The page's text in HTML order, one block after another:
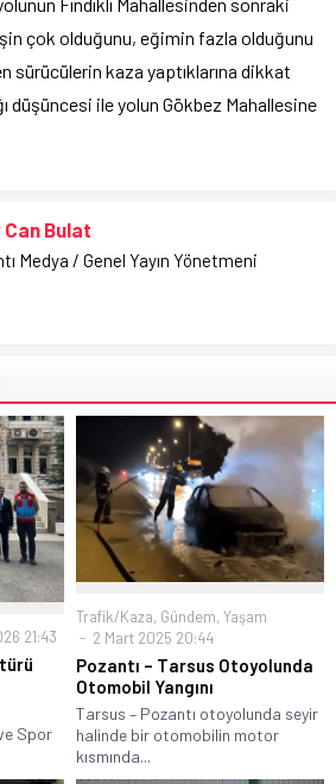
çok olduğunu, eğimin fazla olduğunu
sürücülerin kaza yaptıklarına dikkat
düşüncesi ile yolun Gökbez Mahallesine
Can Bulat
Medya / Genel Yayın Yönetmeni
21:43
Spor
Trafik/Kaza, Gündem, Yaşam
2 Mart 2025 20:44
Pozantı – Tarsus Otoyolunda
Otomobil Yangını
Tarsus – Pozantı otoyolunda seyir
halinde bir otomobilin motor
kısmında...